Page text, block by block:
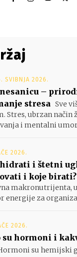
SVIBNJA 2026.
–
stresa Sve
Stres, ubrzan način
i mentalni
2026.
i štetni
i koje birati?
makronutrijenta,
energije za
2026.
su hormoni i
su hemijski